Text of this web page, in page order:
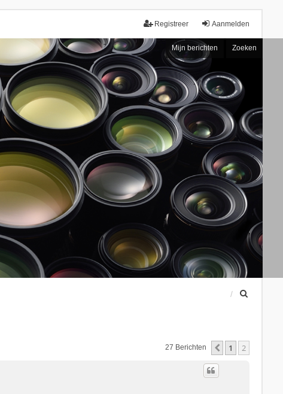
Aanmelden
Registreer
Mijn berichten Zoeken
27 Berichten Vorige
1 2